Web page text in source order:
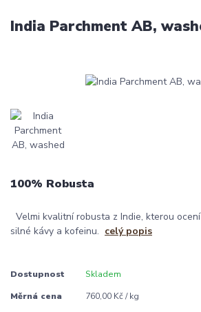
India Parchment AB,
100% Robusta
Velmi kvalitní robusta z Indie, kterou
silné kávy a kofeinu. celý popis
Dostupnost Skladem
Měrná cena 760,00 Kč / kg